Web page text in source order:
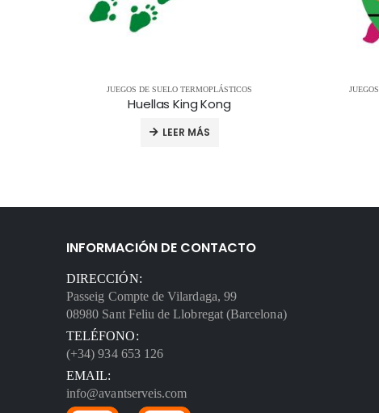
JUEGOS DE SUELO TERMOPLÁSTICOS
Huellas King Kong
LEER MÁS
INFORMACIÓN DE CONTACTO
DIRECCIÓN:
Passeig Compte de Vilardaga, 99
08980 Sant Feliu de Llobregat (Barcelona)
TELÉFONO:
(+34) 934 653 126
EMAIL:
info@avantserveis.com